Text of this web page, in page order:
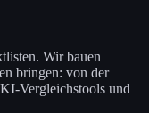
Wir bauen
bringen: von der
Vergleichstools und